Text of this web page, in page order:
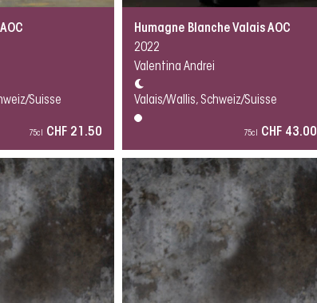
Suisse
75cl CHF 21.50
Humagne Blanche Valais AOC
2022
Valentina Andrei
Valais/Wallis, Schweiz/Suisse
75cl CHF 43.00